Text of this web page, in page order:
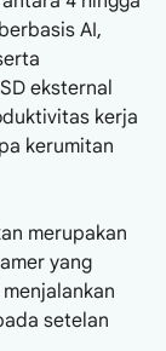
AI,
eksternal
kerja
kerumitan
merupakan
yang
setelan